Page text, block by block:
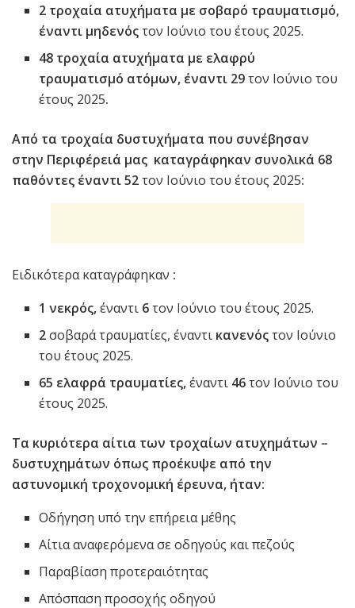
2 τροχαία ατυχήματα με σοβαρό τραυματισμό,
έναντι μηδενόςτον Ιούνιο του έτους 2025.
48 τροχαία ατυχήματα με ελαφρύ
τραυματισμό ατόμων, έναντι 29τον Ιούνιο του
έτους 2025.
Από τα τροχαία δυστυχήματα που συνέβησαν
στην Περιφέρειά μας καταγράφηκαν συνολικά 68
παθόντες έναντι 52τον Ιούνιο του έτους 2025:
Ειδικότερα καταγράφηκαν :
1 νεκρός,έναντι 6τον Ιούνιο του έτους 2025.
2σοβαρά τραυματίες, έναντι κανενόςτον Ιούνιο
του έτους 2025.
65 ελαφρά τραυματίες,έναντι 46τον Ιούνιο του
έτους 2025.
Τα κυριότερα αίτια των τροχαίων ατυχημάτων –
δυστυχημάτων όπως προέκυψε από την
αστυνομική τροχονομική έρευνα, ήταν:
Οδήγηση υπό την επήρεια μέθης
Αίτια αναφερόμενα σε οδηγούς και πεζούς
Παραβίαση προτεραιότητας
Απόσπαση προσοχής οδηγού